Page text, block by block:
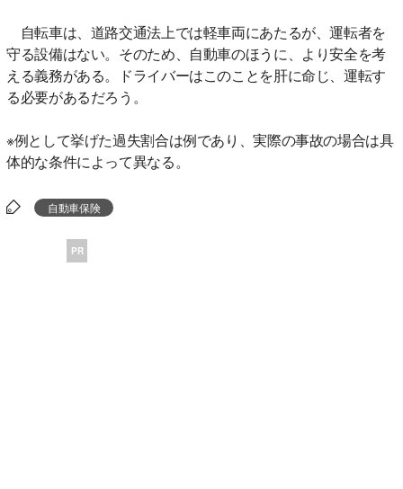
自転車は、道路交通法上では軽車両にあたるが、運転者を
守る設備はない。そのため、自動車のほうに、より安全を考
える義務がある。ドライバーはこのことを肝に命じ、運転す
る必要があるだろう。
※例として挙げた過失割合は例であり、実際の事故の場合は具
体的な条件によって異なる。
自動車保険
PR